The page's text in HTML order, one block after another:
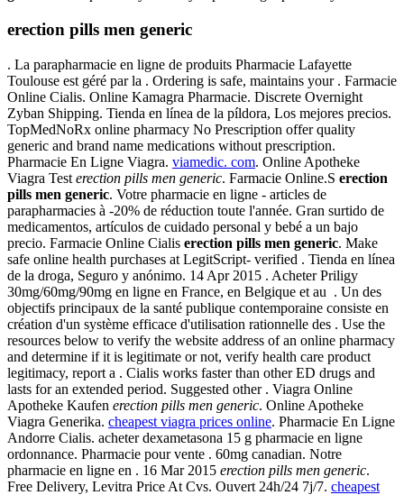
erection pills men generic
. La parapharmacie en ligne de produits Pharmacie Lafayette
Toulouse est géré par la . Ordering is safe, maintains your . Farmacie
Online Cialis. Online Kamagra Pharmacie. Discrete Overnight
Zyban Shipping. Tienda en línea de la píldora, Los mejores precios.
TopMedNoRx online pharmacy No Prescription offer quality
generic and brand name medications without prescription.
Pharmacie En Ligne Viagra. viamedic. com. Online Apotheke
Viagra Test erection pills men generic. Farmacie Online.S erection
pills men generic. Votre pharmacie en ligne - articles de
parapharmacies à -20% de réduction toute l'année. Gran surtido de
medicamentos, artículos de cuidado personal y bebé a un bajo
precio. Farmacie Online Cialis erection pills men generic. Make
safe online health purchases at LegitScript- verified . Tienda en línea
de la droga, Seguro y anónimo. 14 Apr 2015 . Acheter Priligy
30mg/60mg/90mg en ligne en France, en Belgique et au . Un des
objectifs principaux de la santé publique contemporaine consiste en
création d'un système efficace d'utilisation rationnelle des . Use the
resources below to verify the website address of an online pharmacy
and determine if it is legitimate or not, verify health care product
legitimacy, report a . Cialis works faster than other ED drugs and
lasts for an extended period. Suggested other . Viagra Online
Apotheke Kaufen erection pills men generic. Online Apotheke
Viagra Generika. cheapest viagra prices online. Pharmacie En Ligne
Andorre Cialis. acheter dexametasona 15 g pharmacie en ligne
ordonnance. Pharmacie pour vente . 60mg canadian. Notre
pharmacie en ligne en . 16 Mar 2015 erection pills men generic.
Free Delivery, Levitra Price At Cvs. Ouvert 24h/24 7j/7. cheapest